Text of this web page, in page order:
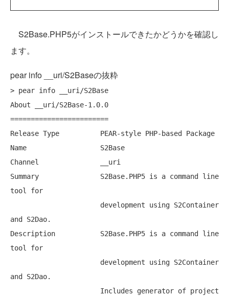
S2Base.PHP5がインストールできたかどうかを確認し
ます。
pear info __uri/S2Baseの抜粋
> pear info __uri/S2Base
About __uri/S2Base-1.0.0
========================
Release Type          PEAR-style PHP-based Package
Name                  S2Base
Channel               __uri
Summary               S2Base.PHP5 is a command line
tool for
and S2Dao.
Description           S2Base.PHP5 is a command line
tool for
and S2Dao.